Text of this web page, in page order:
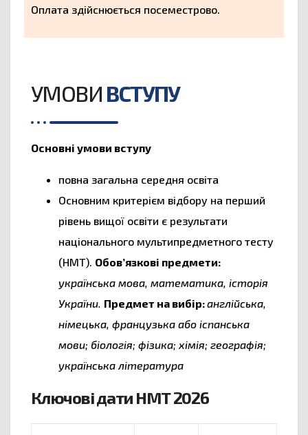
Оплата здійснюється посеместрово.
УМОВИ ВСТУПУ
Основні умови вступу
повна загальна середня освіта
Основним критерієм відбору на перший
рівень вищої освіти є результати
національного мультипредметного тесту
(НМТ). Обов’язкові предмети:
українська мова, математика, історія
України. Предмет на вибір:англійська,
німецька, французька або іспанська
мови; біологія; фізика; хімія; географія;
українська література
Ключові дати НМТ 2026